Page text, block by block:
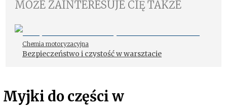
MOŻE ZAINTERESUJE CIĘ TAKŻE
Chemia motoryzacyjna
Bezpieczeństwo i czystość w warsztacie
Myjki do części w